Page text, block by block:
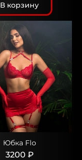
В корзину
Юбка Flo
3200 ₽